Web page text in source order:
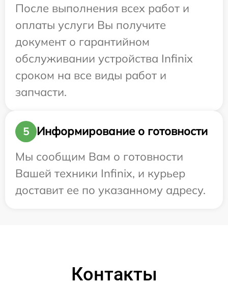
После выполнения всех работ и
оплаты услуги Вы получите
документ о гарантийном
обслуживании устройства Infinix
сроком на все виды работ и
запчасти.
5
Информирование о готовности
Мы сообщим Вам о готовности
Вашей техники Infinix, и курьер
доставит ее по указанному адресу.
Контакты